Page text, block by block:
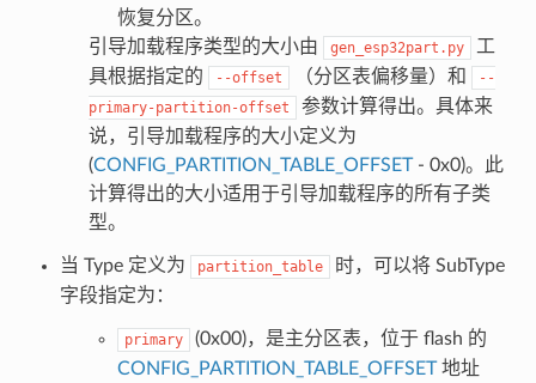
恢复分区。
引导加载程序类型的大小由
gen_esp32part.py
工
具根据指定的
--offset （分区表偏移量）和
--
primary-partition-offset
参数计算得出。具体来
说，引导加载程序的大小定义为
(CONFIG_PARTITION_TABLE_OFFSET- 0x0)。此
计算得出的大小适用于引导加载程序的所有子类
型。
当 Type 定义为 partition_table
时，可以将 SubType
字段指定为：
primary
(0x00)，是主分区表，位于 flash 的
CONFIG_PARTITION_TABLE_OFFSET地址